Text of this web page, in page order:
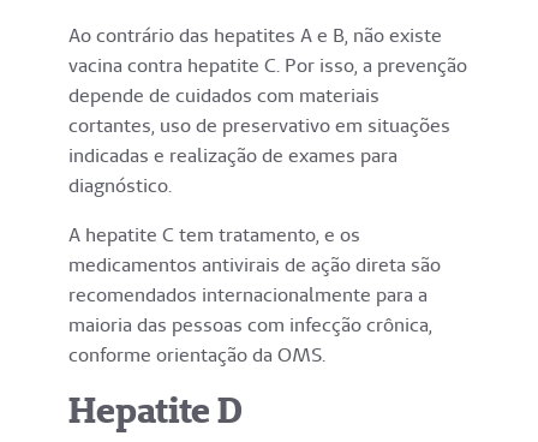
Ao contrário das hepatites A e B, não existe
vacina contra hepatite C. Por isso, a prevenção
depende de cuidados com materiais
cortantes, uso de preservativo em situações
indicadas e realização de exames para
diagnóstico.
A hepatite C tem tratamento, e os
medicamentos antivirais de ação direta são
recomendados internacionalmente para a
maioria das pessoas com infecção crônica,
conforme orientação da OMS.
Hepatite D